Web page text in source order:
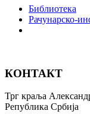
Библиотека
Рачунарско-
КОНТАКТ
Трг краља
Република Србија